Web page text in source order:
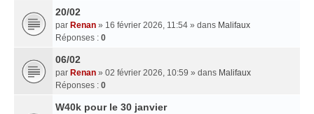
20/02
par Renan » 16 février 2026, 11:54 » dans Malifaux
Réponses : 0
06/02
par Renan » 02 février 2026, 10:59 » dans Malifaux
Réponses : 0
W40k pour le 30 janvier